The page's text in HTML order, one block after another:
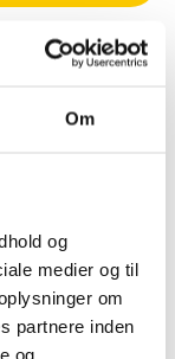
Om
og
medier og til
om
partnere inden
og